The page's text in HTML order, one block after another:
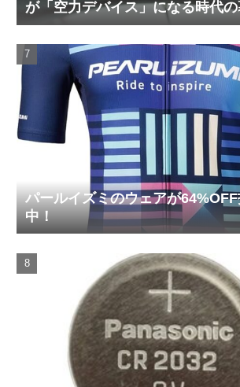
が「空力デバイス」になる時代
パールイズミのウェアが
中！